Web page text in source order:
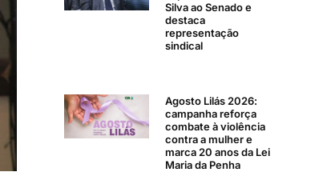
Silva ao Senado e
destaca
representação
sindical
Agosto Lilás 2026:
campanha reforça
combate à violência
contra a mulher e
marca 20 anos da Lei
Maria da Penha